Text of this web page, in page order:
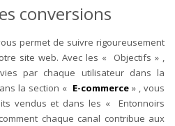
conversions
permet de suivre rigoureusement
site web. Avec les « Objectifs » ,
par chaque utilisateur dans la
la section « E-commerce » , vous
vendus et dans les « Entonnoirs
chaque canal contribue aux